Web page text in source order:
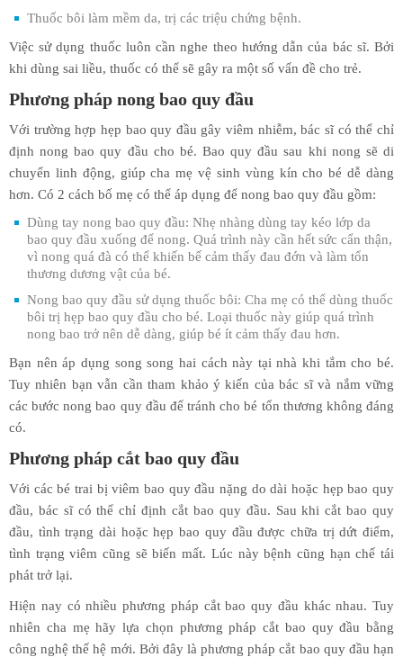
Thuốc bôi làm mềm da, trị các triệu chứng bệnh.
Việc sử dụng thuốc luôn cần nghe theo hướng dẫn của bác sĩ. Bởi
khi dùng sai liều, thuốc có thể sẽ gây ra một số vấn đề cho trẻ.
Phương pháp nong bao quy đầu
Với trường hợp hẹp bao quy đầu gây viêm nhiễm, bác sĩ có thể chỉ
định nong bao quy đầu cho bé. Bao quy đầu sau khi nong sẽ di
chuyển linh động, giúp cha mẹ vệ sinh vùng kín cho bé dễ dàng
hơn. Có 2 cách bố mẹ có thể áp dụng để nong bao quy đầu gồm:
Dùng tay nong bao quy đầu: Nhẹ nhàng dùng tay kéo lớp da
bao quy đầu xuống để nong. Quá trình này cần hết sức cẩn thận,
vì nong quá đà có thể khiến bế cảm thấy đau đớn và làm tổn
thương dương vật của bé.
Nong bao quy đầu sử dụng thuốc bôi: Cha mẹ có thể dùng thuốc
bôi trị hẹp bao quy đầu cho bé. Loại thuốc này giúp quá trình
nong bao trở nên dễ dàng, giúp bé ít cảm thấy đau hơn.
Bạn nên áp dụng song song hai cách này tại nhà khi tắm cho bé.
Tuy nhiên bạn vẫn cần tham khảo ý kiến của bác sĩ và nắm vững
các bước nong bao quy đầu để tránh cho bé tổn thương không đáng
có.
Phương pháp cắt bao quy đầu
Với các bé trai bị viêm bao quy đầu nặng do dài hoặc hẹp bao quy
đầu, bác sĩ có thể chỉ định cắt bao quy đầu. Sau khi cắt bao quy
đầu, tình trạng dài hoặc hẹp bao quy đầu được chữa trị dứt điểm,
tình trạng viêm cũng sẽ biến mất. Lúc này bệnh cũng hạn chế tái
phát trở lại.
Hiện nay có nhiều phương pháp cắt bao quy đầu khác nhau. Tuy
nhiên cha mẹ hãy lựa chọn phương pháp cắt bao quy đầu bằng
công nghệ thế hệ mới. Bởi đây là phương pháp cắt bao quy đầu hạn